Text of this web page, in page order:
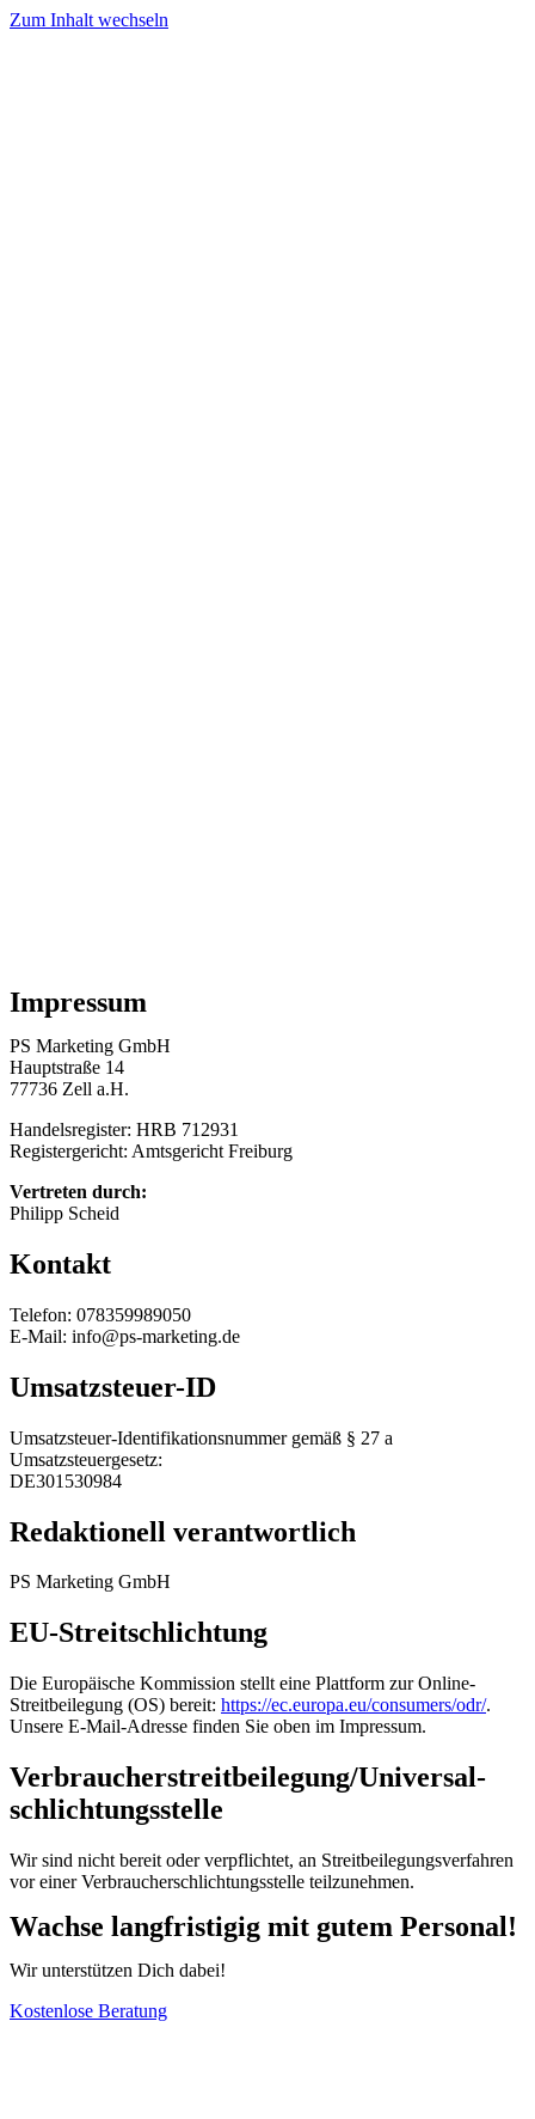
Zum Inhalt wechseln
Impressum
PS Marketing GmbH
Hauptstraße 14
77736 Zell a.H.
Handelsregister: HRB 712931
Registergericht: Amtsgericht Freiburg
Vertreten durch:
Philipp Scheid
Kontakt
Telefon: 078359989050
E-Mail: info@ps-marketing.de
Umsatzsteuer-ID
Umsatzsteuer-Identifikationsnummer gemäß § 27 a
Umsatzsteuergesetz:
DE301530984
Redaktionell verantwortlich
PS Marketing GmbH
EU-Streitschlichtung
Die Europäische Kommission stellt eine Plattform zur Online-
Streitbeilegung (OS) bereit: https://ec.europa.eu/consumers/odr/.
Unsere E-Mail-Adresse finden Sie oben im Impressum.
Verbraucher­streit­beilegung/Universal­
schlichtungs­stelle
Wir sind nicht bereit oder verpflichtet, an Streitbeilegungsverfahren
vor einer Verbraucherschlichtungsstelle teilzunehmen.
Wachse langfristigig mit gutem Personal!
Wir unterstützen Dich dabei!
Kostenlose Beratung